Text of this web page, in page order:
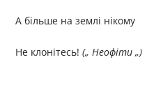
А більше на землі нікому
Не клонітесь!(„ Неофіти „)